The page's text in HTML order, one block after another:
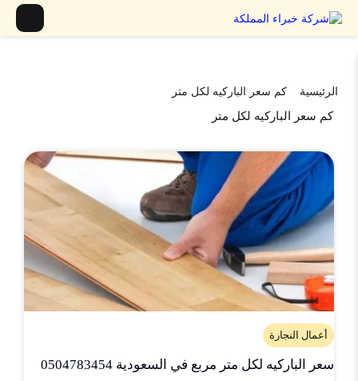
الرئيسية كم سعر الباركيه لكل متر
كم سعر الباركيه لكل متر
أعمال النجارة
سعر الباركيه لكل متر مربع في السعودية 0504783454